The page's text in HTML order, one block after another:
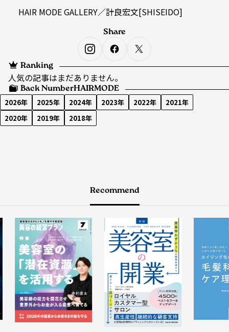
HAIR MODE GALLERY／計良宏文[SHISEIDO]
Ranking
人気の記事はまだありません。
Back NumberHAIRMODE
2026年 2025年 2024年 2023年 2022年
2021年
2020年
2019年 2018年
Share
Recommend